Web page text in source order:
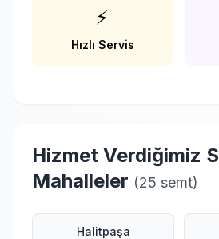
⚡
Hızlı Servis
Hizmet Verdiğimiz
Mahalleler (25 semt)
Halitpaşa